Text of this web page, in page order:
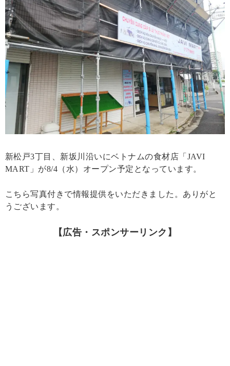
新松戸3丁目、新坂川沿いにベトナムの食材店「JAVI
MART」が8/4（水）オープン予定となっています。
こちら写真付きで情報提供をいただきました。ありがと
うございます。
【広告・スポンサーリンク】